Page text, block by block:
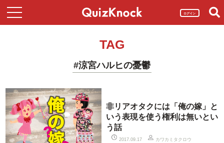
ログイン
TAG
#涼宮ハルヒの憂鬱
非リアオタクには「俺の嫁」と
いう表現を使う権利は無いとい
う話
2017.09.17 カワカミタクロウ